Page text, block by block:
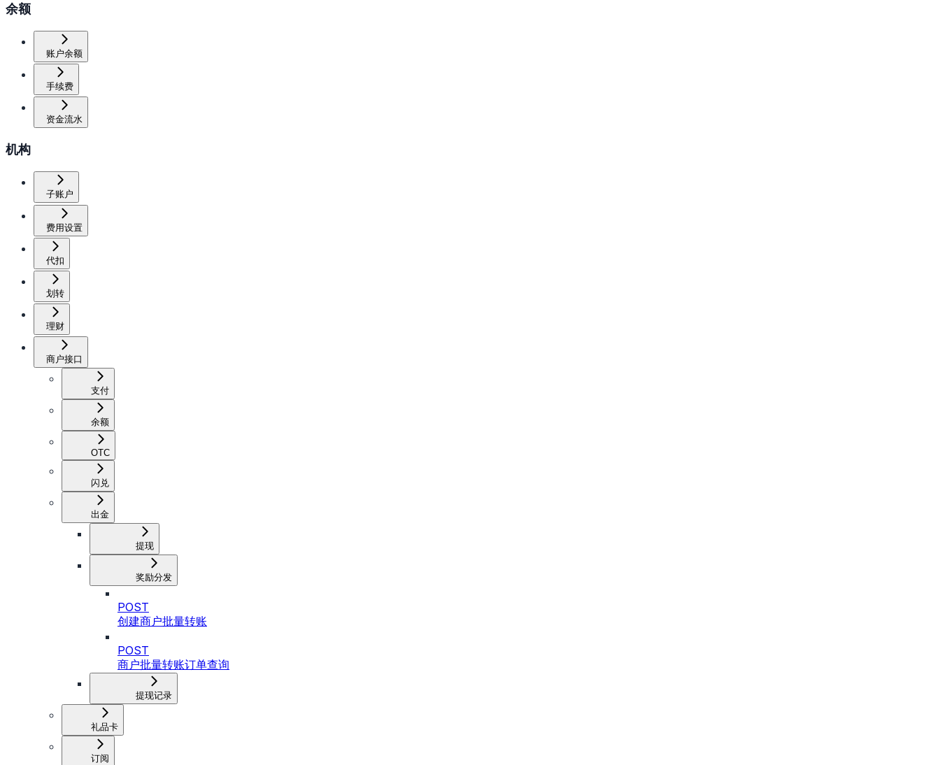
余额
账户余额
手续费
资金流水
机构
子账户
费用设置
代扣
划转
理财
商户接口
支付
余额
OTC
闪兑
出金
提现
奖励分发
POST
创建商户批量转账
POST
商户批量转账订单查询
提现记录
礼品卡
订阅